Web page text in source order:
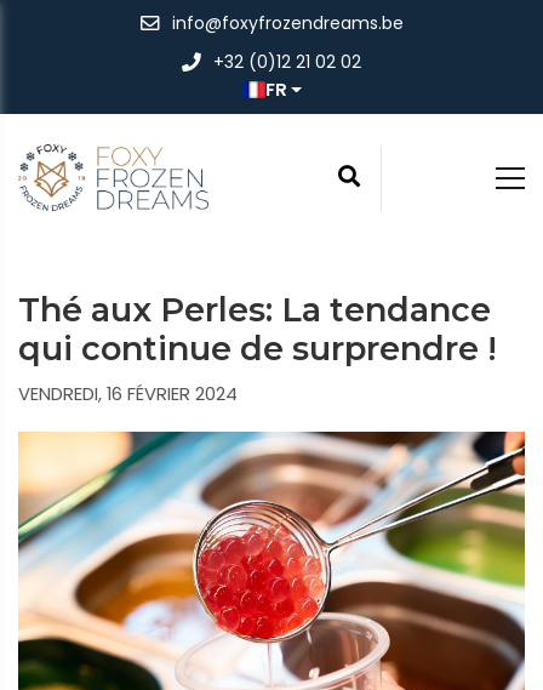
info@foxyfrozendreams.be
+32 (0)12 21 02 02
FR
Thé aux Perles: La tendance
qui continue de surprendre !
VENDREDI, 16 FÉVRIER 2024